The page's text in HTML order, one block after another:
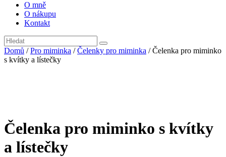
O mně
O nákupu
Kontakt
Domů /Pro miminka /Čelenky pro miminka / Čelenka pro miminko
s kvítky a lístečky
Čelenka pro miminko s kvítky
a lístečky